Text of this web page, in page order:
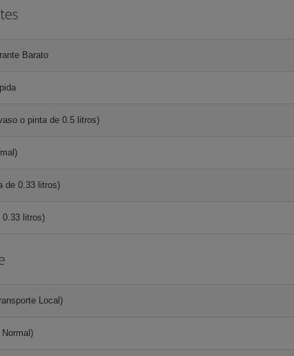
Barato
o pinta de 0.5 litros)
de 0.33 litros)
0.33 litros)
Local)